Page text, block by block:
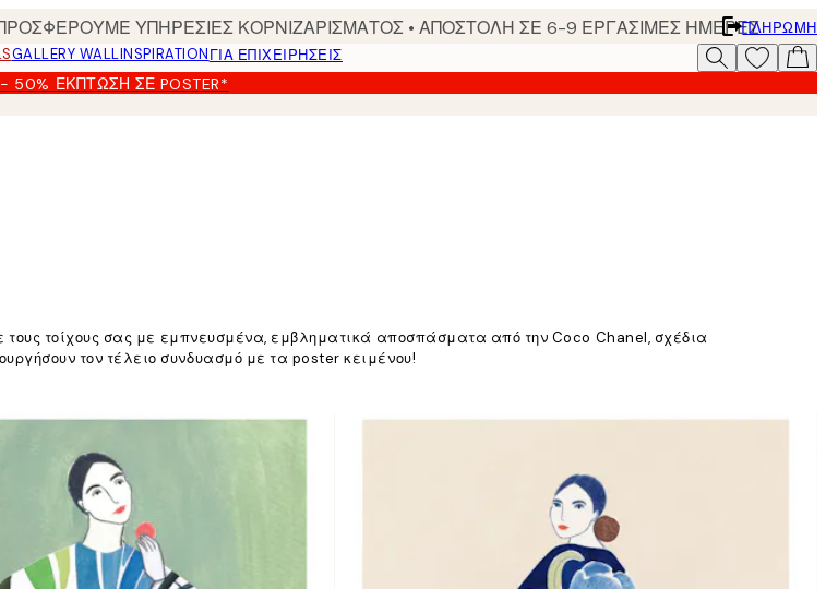
ΥΠΗΡΕΣΙΕΣ ΚΟΡΝΙΖΑΡΙΣΜΑΤΟΣ • ΑΠΟΣΤΟΛΗ ΣΕ 6-9 ΕΡΓΑΣΙΜΕΣ ΗΜΕΡΕΣΠΛΗΡΩΜΉ
GALLERY WALLINSPIRATIONΓΙΑ ΕΠΙΧΕΙΡΗΣΕΙΣ
- 50% ΈΚΠΤΩΣΗ ΣΕ POSTER*
τοίχους σας με εμπνευσμένα, εμβληματικά αποσπάσματα από την Coco Chanel, σχέδια
τον τέλειο συνδυασμό με τα poster κειμένου!